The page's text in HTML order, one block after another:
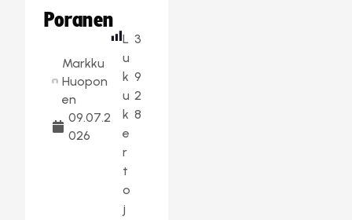
Poranen
Markku
Huopon
en
09.07.2
026
L
u
k
u
k
e
r
t
o
j
3
9
2
8